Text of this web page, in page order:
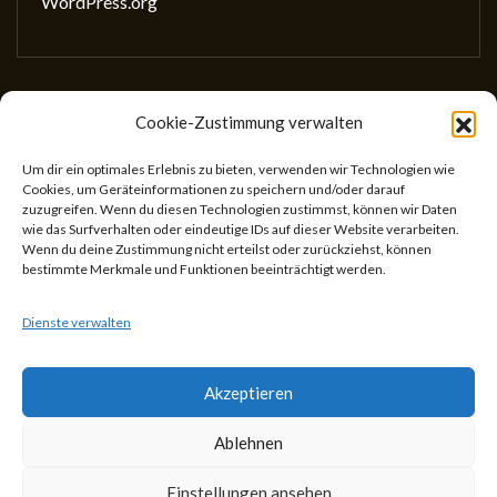
Cookie-Zustimmung verwalten
Um dir ein optimales Erlebnis zu bieten, verwenden wir Technologien wie
Cookies, um Geräteinformationen zu speichern und/oder darauf
zuzugreifen. Wenn du diesen Technologien zustimmst, können wir Daten
wie das Surfverhalten oder eindeutige IDs auf dieser Website verarbeiten.
Wenn du deine Zustimmung nicht erteilst oder zurückziehst, können
bestimmte Merkmale und Funktionen beeinträchtigt werden.
Dienste verwalten
Akzeptieren
Ablehnen
Einstellungen ansehen
Gesellschaft für wissenschaftliches Schreiben
(GewissS)
ZVR: 746433059
Center for Teaching and Learning
Universitätsstr. 5
Theme Designed byIndiThemes |Gesellschaft für